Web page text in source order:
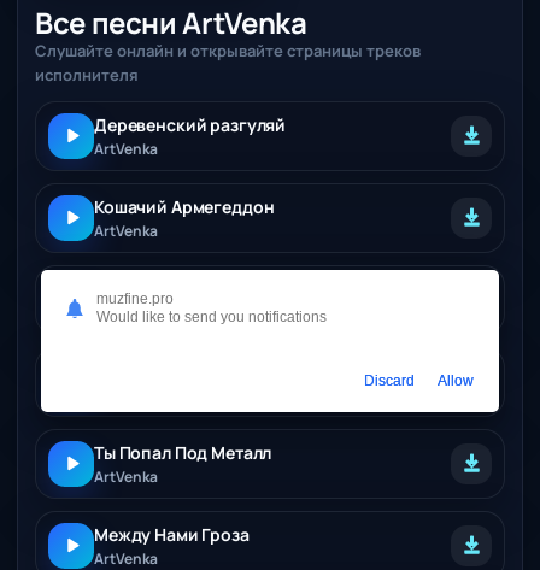
Все песни ArtVenka
Слушайте онлайн и открывайте страницы треков
исполнителя
Деревенский разгуляй
ArtVenka
Кошачий Армегеддон
ArtVenka
Любовь Моя Сладкая
ArtVenka
Ты Попал Под Металл
ArtVenka
Между Нами Гроза
ArtVenka
muzfine.pro
Would like to send you notifications
Discard Allow